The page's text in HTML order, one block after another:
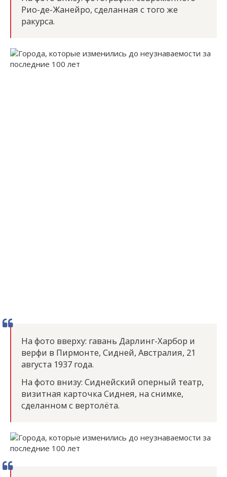
Рио-де-Жанейро, сделанная с того же
ракурса.
На фото вверху: гавань Дарлинг-Харбор и
верфи в Пирмонте, Сидней, Австралия, 21
августа 1937 года.
На фото внизу: Сиднейский оперный театр,
визитная карточка Сиднея, на снимке,
сделанном с вертолёта.